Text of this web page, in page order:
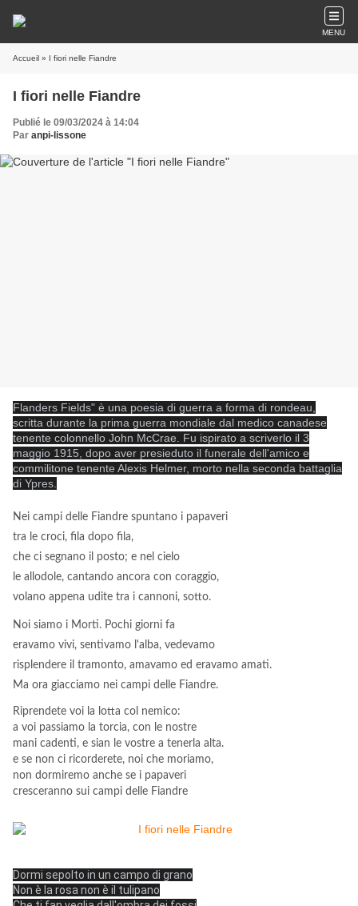
MENU
Accueil » I fiori nelle Fiandre
I fiori nelle Fiandre
Publié le 09/03/2024 à 14:04
Par anpi-lissone
Flanders Fields" è una poesia di guerra a forma di rondeau,
scritta durante la prima guerra mondiale dal medico canadese
tenente colonnello John McCrae. Fu ispirato a scriverlo il 3
maggio 1915, dopo aver presieduto il funerale dell'amico e
commilitone tenente Alexis Helmer, morto nella seconda battaglia
di Ypres.
Nei campi delle Fiandre spuntano i papaveri
tra le croci, fila dopo fila,
che ci segnano il posto; e nel cielo
le allodole, cantando ancora con coraggio,
volano appena udite tra i cannoni, sotto.
Noi siamo i Morti. Pochi giorni fa
eravamo vivi, sentivamo l'alba, vedevamo
risplendere il tramonto, amavamo ed eravamo amati.
Ma ora giacciamo nei campi delle Fiandre.
Riprendete voi la lotta col nemico:
a voi passiamo la torcia, con le nostre
mani cadenti, e sian le vostre a tenerla alta.
e se non ci ricorderete, noi che moriamo,
non dormiremo anche se i papaveri
cresceranno sui campi delle Fiandre
Dormi sepolto in un campo di grano
Non è la rosa non è il tulipano